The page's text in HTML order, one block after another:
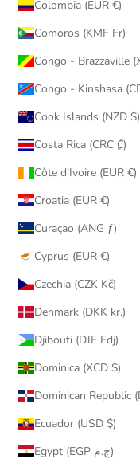
Colombia (EUR €)
Comoros (KMF Fr)
Cook Islands (NZD $)
Costa Rica (CRC ₡)
Côte d’Ivoire (EUR €)
Croatia (EUR €)
Curaçao (ANG ƒ)
Cyprus (EUR €)
Czechia (CZK Kč)
Denmark (DKK kr.)
Djibouti (DJF Fdj)
Dominica (XCD $)
Ecuador (USD $)
Egypt (EGP ج.م)